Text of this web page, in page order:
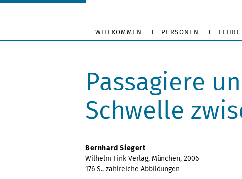
WILLKOMMEN PERSONEN LEHRE
Passagiere
Schwelle
Bernhard Siegert
Wilhelm Fink Verlag, München, 2006
176 S., zahlreiche Abbildungen